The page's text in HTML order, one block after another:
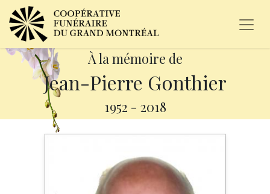
À la mémoire de
Jean-Pierre Gonthier
1952 - 2018